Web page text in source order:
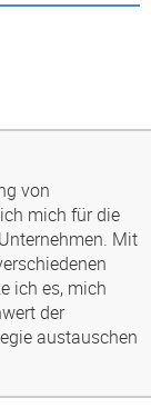
von
mich für die
Mit
ich es, mich
der
austauschen